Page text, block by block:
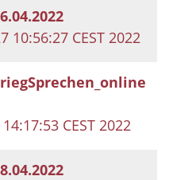
10:56:27 CEST 2022
CEST 2022